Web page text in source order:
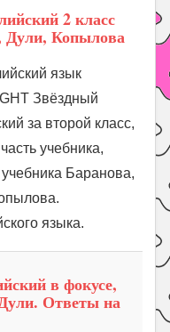
2 класс
Дули, Копылова
язык
Звёздный
за второй класс,
учебника,
Баранова,
языка.
в фокусе,
Ответы на